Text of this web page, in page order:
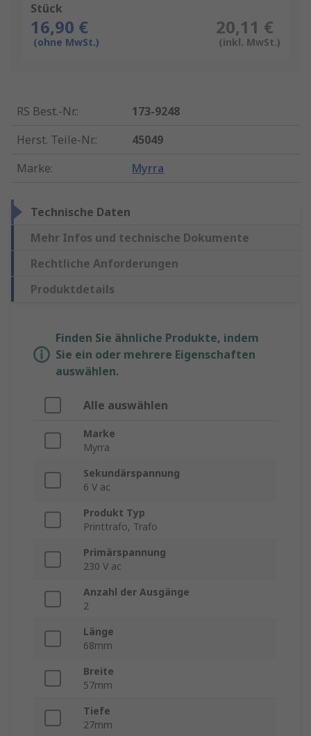
Stück
16,90 €
(ohne MwSt.)
20,11 €
(inkl. MwSt.)
RS Best.-Nr.:
173-9248
Herst. Teile-Nr.:
45049
Marke: Myrra
Technische Daten
Mehr Infos und technische Dokumente
Rechtliche Anforderungen
Produktdetails
Finden Sie ähnliche Produkte, indem
Sie ein oder mehrere Eigenschaften
auswählen.
Alle auswählen
Marke
Myrra
Sekundärspannung
6 V ac
Produkt Typ
Printtrafo, Trafo
Primärspannung
230 V ac
Anzahl der Ausgänge
2
Länge
68mm
Breite
57mm
Tiefe
27mm